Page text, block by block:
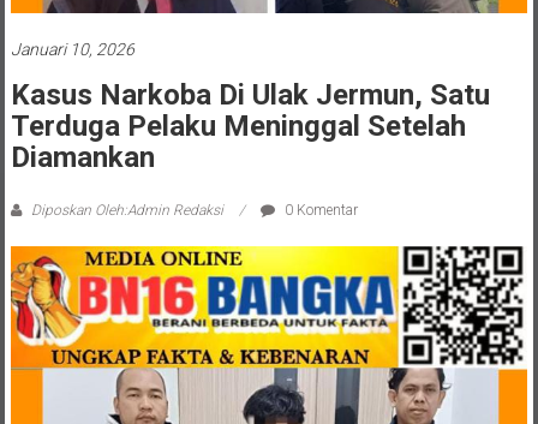
Januari 10, 2026
Kasus Narkoba Di Ulak Jermun, Satu
Terduga Pelaku Meninggal Setelah
Diamankan
Diposkan Oleh:Admin Redaksi 0 Komentar